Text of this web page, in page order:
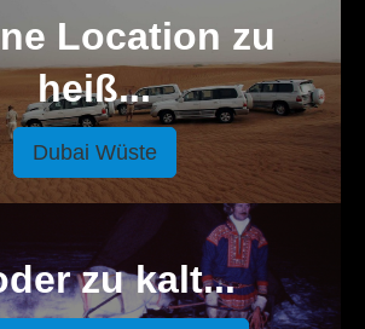
Location zu
heiß...
Dubai Wüste
zu kalt...